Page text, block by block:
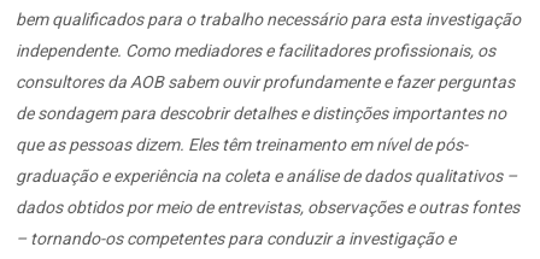
bem qualificados para o trabalho necessário para esta investigação
independente. Como mediadores e facilitadores profissionais, os
consultores da AOB sabem ouvir profundamente e fazer perguntas
de sondagem para descobrir detalhes e distinções importantes no
que as pessoas dizem. Eles têm treinamento em nível de pós-
graduação e experiência na coleta e análise de dados qualitativos –
dados obtidos por meio de entrevistas, observações e outras fontes
– tornando-os competentes para conduzir a investigação e